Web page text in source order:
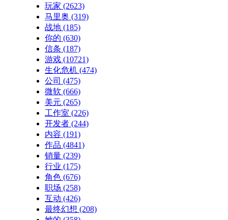
玩家 (2623)
马里奥 (319)
战地 (185)
你的 (630)
信条 (187)
游戏 (10721)
生化危机 (474)
公司 (475)
微软 (666)
美元 (265)
工作室 (226)
开发者 (244)
内容 (191)
作品 (4841)
销量 (239)
行业 (175)
角色 (676)
职场 (258)
互动 (426)
最终幻想 (208)